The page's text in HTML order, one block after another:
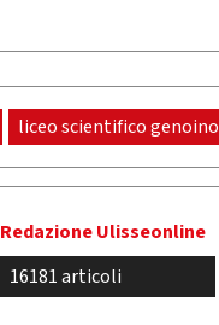
liceo scientifico genoino
Redazione Ulisseonline
16181 articoli